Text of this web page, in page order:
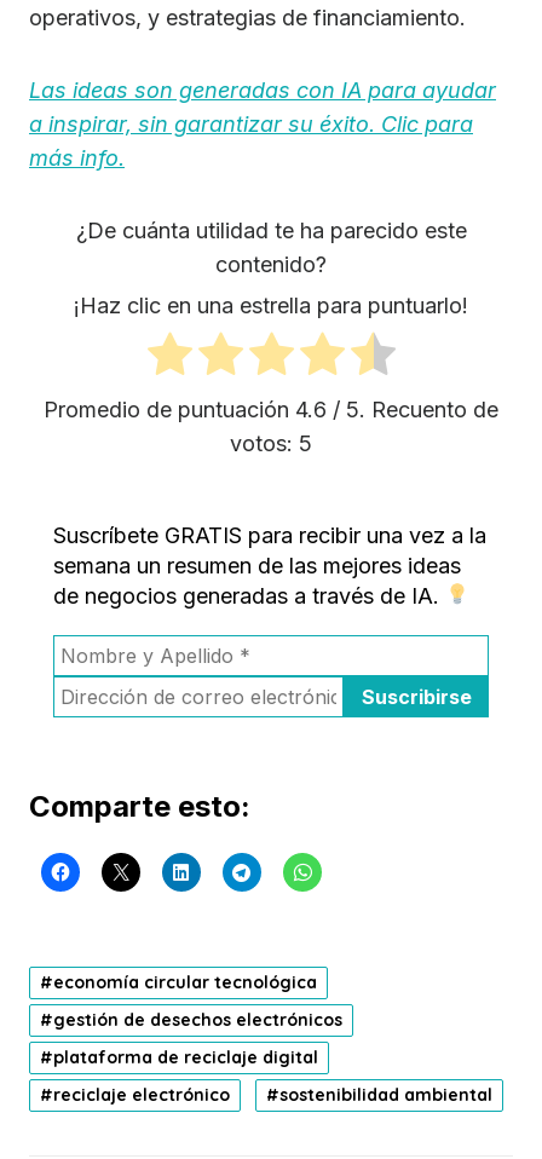
operativos, y estrategias de financiamiento.
Las ideas son generadas con IA para ayudar
a inspirar, sin garantizar su éxito. Clic para
más info.
¿De cuánta utilidad te ha parecido este
contenido?
¡Haz clic en una estrella para puntuarlo!
Promedio de puntuación 4.6 / 5. Recuento de
votos: 5
Suscríbete GRATIS para recibir una vez a la
semana un resumen de las mejores ideas
de negocios generadas a través de IA.
Comparte esto:
economía circular tecnológica
gestión de desechos electrónicos
plataforma de reciclaje digital
reciclaje electrónico
sostenibilidad ambiental